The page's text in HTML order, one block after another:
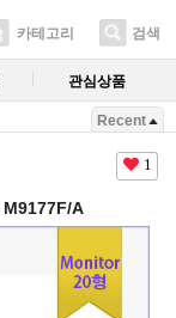
카테고리 검색
관심상품
Recent
1
A